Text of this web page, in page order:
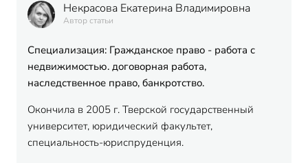
Некрасова Екатерина Владимировна
Автор статьи
Специализация: Гражданское право - работа с
недвижимостью. договорная работа,
наследственное право, банкротство.
Окончила в 2005 г. Тверской государственный
университет, юридический факультет,
специальность-юриспруденция.